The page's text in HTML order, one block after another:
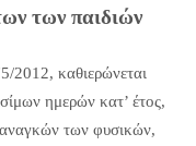
των παιδιών
2012, καθιερώνεται
ημερών κατ’ έτος,
αναγκών των φυσικών,